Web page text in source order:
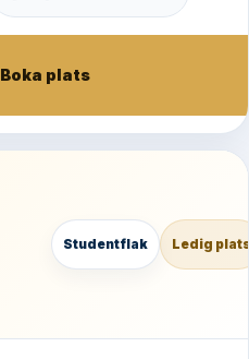
Boka plats
Studentflak Ledig